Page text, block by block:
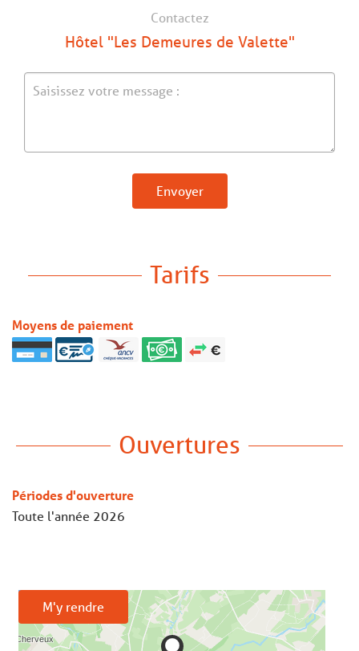
Contactez
Hôtel "Les Demeures de Valette"
Envoyer
Tarifs
Moyens de paiement
Ouvertures
Périodes d'ouverture
Toute l'année 2026
M'y rendre